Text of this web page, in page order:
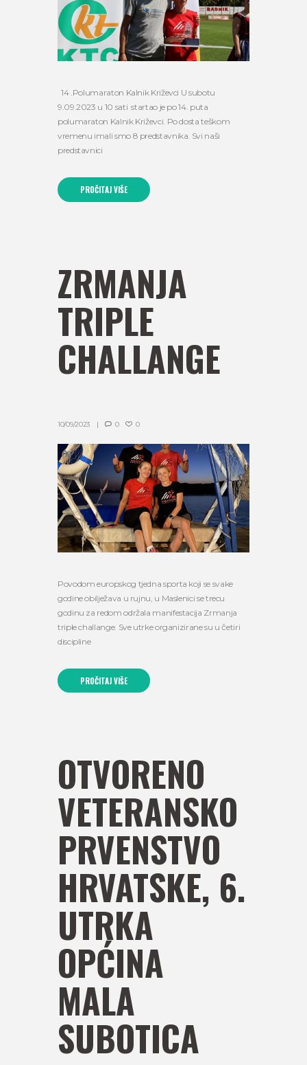
14 .Polumaraton Kalnik Križevci U subotu
9.09.2023 u 10 sati startao je po 14. puta
polumaraton Kalnik Križevci. Po dosta teškom
vremenu imali smo 8 predstavnika. Svi naši
predstavnici
PROČITAJ VIŠE
ZRMANJA
TRIPLE
CHALLANGE
10/09/2023 0 0
Povodom europskog tjedna sporta koji se svake
godine obilježava u rujnu, u Maslenici se trecu
godinu za redom održala manifestacija Zrmanja
triple challange. Sve utrke organizirane su u četiri
discipline
PROČITAJ VIŠE
OTVORENO
VETERANSKO
PRVENSTVO
HRVATSKE, 6.
UTRKA
OPĆINA
MALA
SUBOTICA